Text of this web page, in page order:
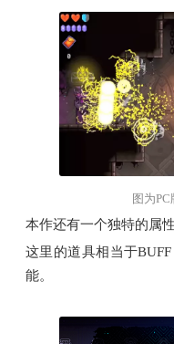
图为
本作还有一个独特的属
这里的道具相当于
能。